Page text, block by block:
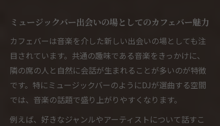
ミュージックバー出会いの場としてのカフェバー魅力
カフェバーは音楽を介した新しい出会いの場としても注
目されています。共通の趣味である音楽をきっかけに、
隣の席の人と自然に会話が生まれることが多いのが特徴
です。特にミュージックバーのようにDJが選曲する空間
では、音楽の話題で盛り上がりやすくなります。
例えば、好きなジャンルやアーティストについて話すこ